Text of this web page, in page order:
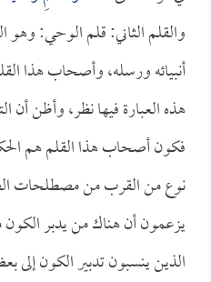
والقلم الثاني: قلم الوحي:
أنبيائه ورسله، وأصحاب هذا
هذه العبارة فيها نظر، وأظن أن
فكون أصحاب هذا القلم هم
نوع من القرب من مصطلحات
يزعمون أن هناك من يدبر الكون
الذين ينسبون تدبير الكون إلى